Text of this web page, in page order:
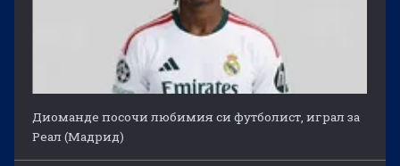
Диоманде посочи любимия си футболист, играл за
Реал (Мадрид)